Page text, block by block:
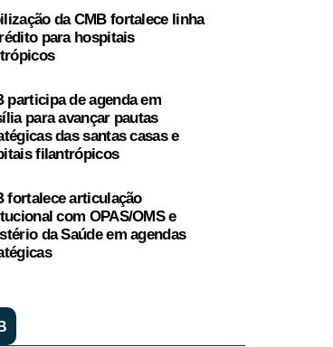
da CMB fortalece linha
para hospitais
participa de agenda em
para avançar pautas
das santas casas e
filantrópicos
fortalece articulação
com OPAS/OMS e
da Saúde em agendas